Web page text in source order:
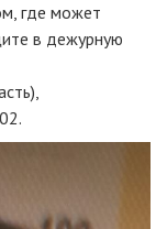
где может
в дежурную